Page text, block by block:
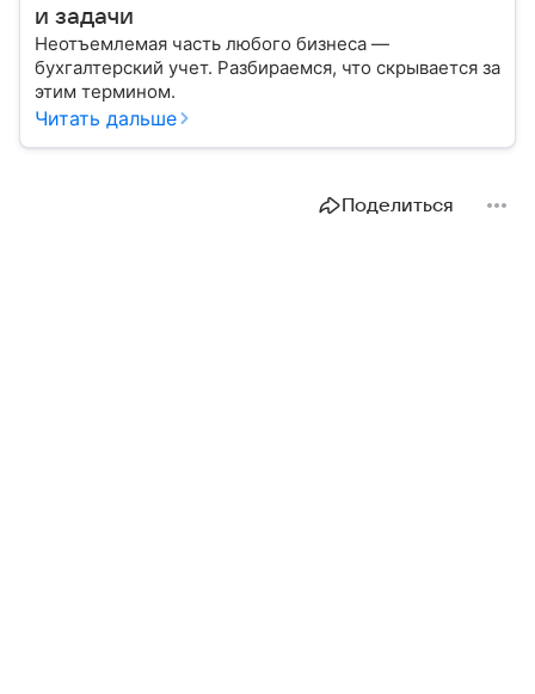
и задачи
Неотъемлемая часть любого бизнеса —
бухгалтерский учет. Разбираемся, что скрывается за
этим термином.
Читать дальше
Поделиться